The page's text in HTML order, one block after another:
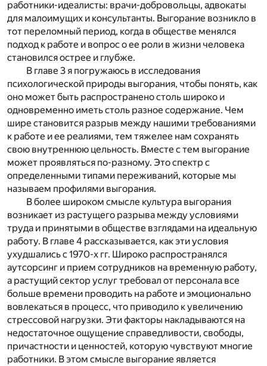
работники-идеалисты: врачи-добровольцы, адвокаты
для малоимущих и консультанты. Выгорание возникло в
тот переломный период, когда в обществе менялся
подход к работе и вопрос о ее роли в жизни человека
становился острее и глубже.
В главе 3 я погружаюсь в исследования
психологической природы выгорания, чтобы понять, как
оно может быть распространено столь широко и
одновременно иметь столь разное содержание. Чем
шире становится разрыв между нашими требованиями
к работе и ее реалиями, тем тяжелее нам сохранять
свою внутреннюю цельность. Вместе с тем выгорание
может проявляться по-разному. Это спектр с
определенными типами переживаний, которые мы
называем профилями выгорания.
В более широком смысле культура выгорания
возникает из растущего разрыва между условиями
труда и принятыми в обществе взглядами на идеальную
работу. В главе 4 рассказывается, как эти условия
ухудшались с 1970-х гг. Широко распространялся
аутсорсинг и прием сотрудников на временную работу,
а растущий сектор услуг требовал от персонала все
больше времени проводить на работе и эмоционально
вовлекаться в процесс, что приводило к увеличению
стрессовой нагрузки. Эти факторы накладываются на
недостаточное ощущение справедливости, свободы,
причастности и ценностей, которую чувствуют многие
работники. В этом смысле выгорание является